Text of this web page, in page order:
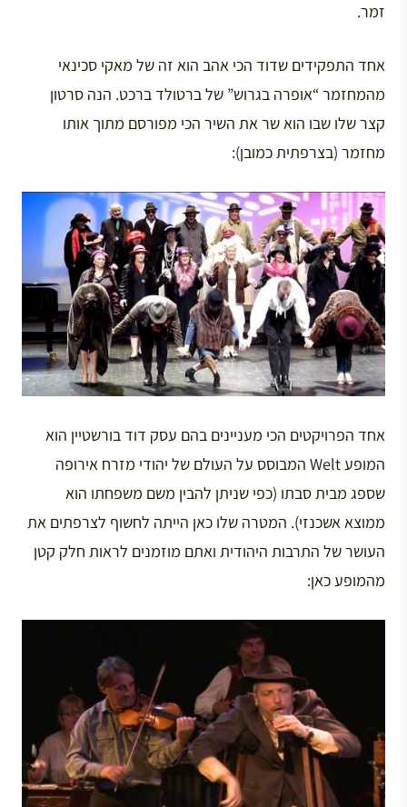
זמר.
אחד התפקידים שדוד הכי אהב הוא זה של מאקי סכינאי
מהמחזמר “אופרה בגרוש” של ברטולד ברכט. הנה סרטון
קצר שלו שבו הוא שר את השיר הכי מפורסם מתוך אותו
מחזמר (בצרפתית כמובן):
אחד הפרויקטים הכי מעניינים בהם עסק דוד בורשטיין הוא
המופע Welt המבוסס על העולם של יהודי מזרח אירופה
שספג מבית סבתו (כפי שניתן להבין משם משפחתו הוא
ממוצא אשכנזי). המטרה שלו כאן הייתה לחשוף לצרפתים את
העושר של התרבות היהודית ואתם מוזמנים לראות חלק קטן
מהמופע כאן: